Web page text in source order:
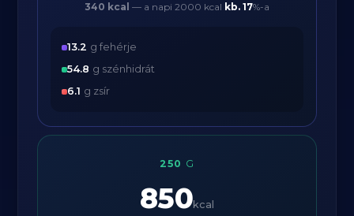
340 kcal — a napi 2000 kcal kb. 17%-a
13.2 g fehérje
54.8 g szénhidrát
6.1 g zsír
250 G
850kcal